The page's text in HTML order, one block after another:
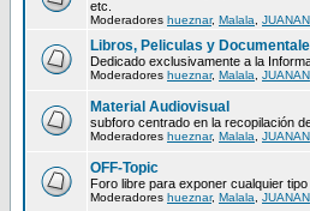
etc.
Moderadores hueznar, Malala JUANAN
Libros, Peliculas y
Dedicado exclusivamente a la
Moderadores hueznar, Malala JUANAN
Material Audiovisual
subforo centrado en la recopilación
Moderadores hueznar, Malala JUANAN
OFF-Topic
Foro libre para exponer cualquier
Moderadores hueznar, Malala JUANAN